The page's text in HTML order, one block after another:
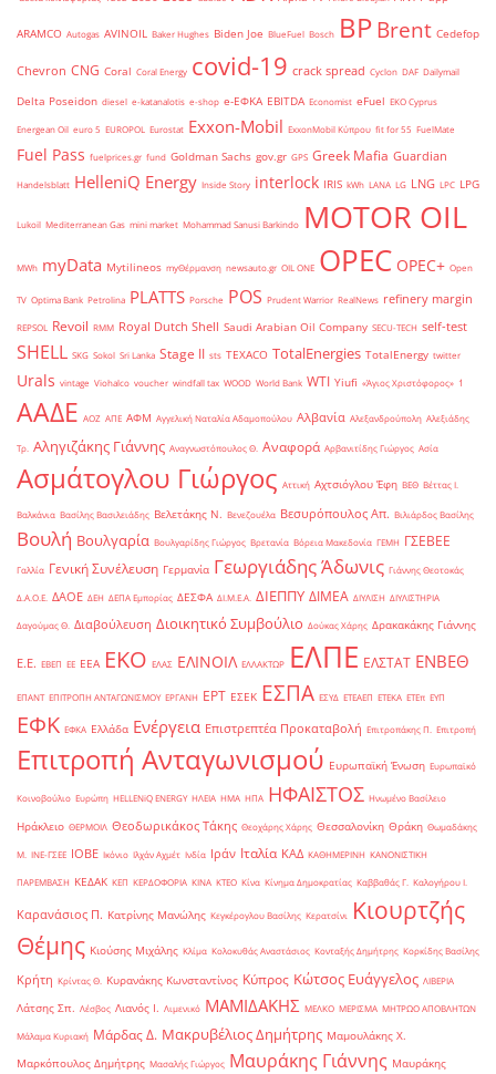
ARAMCO Autogas AVINOIL Baker Hughes Biden Joe BlueFuel Bosch BPBrent Cedefop
Chevron CNG Coral Coral Energy covid-19 crack spread Cyclon DAF Dailymail
Delta Poseidon diesel e-katanalotis e-shop e-ΕΦΚΑ EBITDA Economist eFuel EKO Cyprus
Energean Oil euro 5 EUROPOL Eurostat Exxon-Mobil ExxonMobil Κύπρου fit for 55 FuelMate
Fuel Pass fuelprices.gr fund Goldman Sachs gov.gr GPS Greek Mafia Guardian
Handelsblatt HelleniQ Energy Inside Story interlock IRIS kWh LANA LG LNG LPC LPG
Lukoil Mediterranean Gas mini market Mohammad Sanusi Barkindo MOTOR OIL
MWh myData Mytilineos myΘέρμανση newsauto.gr OIL ONE OPEC OPEC+ Open
TV Optima Bank Petrolina PLATTS Porsche POS Prudent Warrior RealNews refinery margin
REPSOL Revoil RMM Royal Dutch Shell Saudi Arabian Oil Company SECU-TECH self-test
SHELL SKG Sokol Sri Lanka Stage II sts TEXACO TotalEnergies TotalEnergy twitter
Urals vintage Viohalco voucher windfall tax WOOD World Bank WTI Yiufi «Άγιος Χριστόφορος» ΄1
ΑΑΔΕ ΑΟΖ ΑΠΕ ΑΦΜ Αγγελική Ναταλία Αδαμοπούλου Αλβανία Αλεξανδρούπολη Αλεξιάδης
Τρ. Αληγιζάκης Γιάννης Αναγνωστόπουλος Θ. Αναφορά Αρβανιτίδης Γιώργος Ασία
Ασμάτογλου Γιώργος Αττική Αχτσιόγλου Έφη ΒΕΘ Βέττας Ι.
Βαλκάνια Βασίλης Βασιλειάδης Βελετάκης Ν. Βενεζουέλα Βεσυρόπουλος Απ. Βιλιάρδος Βασίλης
Βουλή Βουλγαρία Βουλγαρίδης Γιώργος Βρετανία Βόρεια Μακεδονία ΓΕΜΗ ΓΣΕΒΕΕ
Γαλλία Γενική Συνέλευση Γερμανία Γεωργιάδης Άδωνις Γιάννης Θεοτοκάς
Δ.Α.Ο.Ε. ΔΑΟΕ ΔΕΗ ΔΕΠΑ Εμπορίας ΔΕΣΦΑ ΔΙ.Μ.Ε.Α. ΔΙΕΠΠΥ ΔΙΜΕΑ ΔΙΥΛΙΣΗ ΔΙΥΛΙΣΤΗΡΙΑ
Δαγούμας Θ. Διαβούλευση Διοικητικό Συμβούλιο Δούκας Χάρης Δρακακάκης Γιάννης
Ε.Ε. ΕΒΕΠ ΕΕ ΕΕΑ ΕΚΟ ΕΛΑΣ ΕΛΙΝΟΙΛ ΕΛΛΑΚΤΩΡ ΕΛΠΕ ΕΛΣΤΑΤ ΕΝΒΕΘ
ΕΠΑΝΤ ΕΠΙΤΡΟΠΗ ΑΝΤΑΓΩΝΙΣΜΟΥ ΕΡΓΑΝΗ ΕΡΤ ΕΣΕΚ ΕΣΠΑ ΕΣΥΔ ΕΤΕΑΕΠ ΕΤΕΚΑ ΕΤΕπ ΕΥΠ
ΕΦΚ ΕΦΚΑ Ελλάδα Ενέργεια Επιστρεπτέα Προκαταβολή Επιτροπάκης Π. Επιτροπή
Επιτροπή Ανταγωνισμού Ευρωπαϊκή Ένωση Ευρωπαϊκό
Κοινοβούλιο Ευρώπη ΗELLENiQ ENERGY ΗΛΕΙΑ ΗΜΑ ΗΠΑ ΗΦΑΙΣΤΟΣ Ηνωμένο Βασίλειο
Ηράκλειο ΘΕΡΜΟΙΛ Θεοδωρικάκος Τάκης Θεοχάρης Χάρης Θεσσαλονίκη Θράκη Θωμαδάκης
Μ. ΙΝΕ-ΓΣΕΕ ΙΟΒΕ Ικόνιο Ιλχάν Αχμέτ Ινδία Ιράν Ιταλία ΚΑΔ ΚΑΘΗΜΕΡΙΝΗ ΚΑΝΟΝΙΣΤΙΚΗ
ΠΑΡΕΜΒΑΣΗ ΚΕΔΑΚ ΚΕΠ ΚΕΡΔΟΦΟΡΙΑ ΚΙΝΑ ΚΤΕΟ Κίνα Κίνημα Δημοκρατίας Καββαθάς Γ. Καλογήρου Ι.
Καρανάσιος Π. Κατρίνης Μανώλης Κεγκέρογλου Βασίλης Κερατσίνι
Κιουρτζής
Θέμης Κιούσης Μιχάλης Κλίμα Κολοκυθάς Αναστάσιος Κονταξής Δημήτρης Κορκίδης Βασίλης
Κρήτη Κρίντας Θ. Κυρανάκης Κωνσταντίνος Κύπρος Κώτσος Ευάγγελος ΛΙΒΕΡΙΑ
Λάτσης Σπ. Λέσβος Λιανός Ι. Λιμενικό ΜΑΜΙΔΑΚΗΣ ΜΕΛΚΟ ΜΕΡΙΣΜΑ ΜΗΤΡΩΟ ΑΠΟΒΛΗΤΩΝ
Μάλαμα Κυριακή Μάρδας Δ. Μακρυβέλιος Δημήτρης Μαμουλάκης Χ.
Μαρκόπουλος Δημήτρης Μασαλής Γιώργος Μαυράκης Γιάννης Μαυράκης